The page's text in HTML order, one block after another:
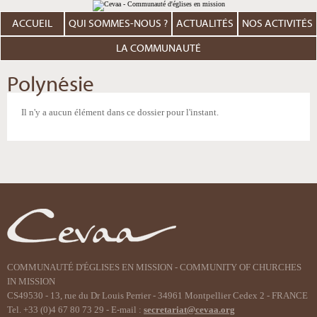
au
contenu.
Aller
personnels
ACCUEIL QUI SOMMES-NOUS ? ACTUALITÉS NOS ACTIVITÉS
LA COMMUNAUTÉ
Polynésie
Il n'y a aucun élément dans ce dossier pour l'instant.
COMMUNAUTÉ D'ÉGLISES EN MISSION - COMMUNITY OF CHURCHES
IN MISSION
CS49530 - 13, rue du Dr Louis Perrier - 34961 Montpellier Cedex 2 - FRANCE
Tel. +33 (0)4 67 80 73 29 - E-mail : secretariat@cevaa.org